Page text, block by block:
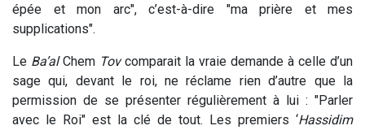
épée et mon arc", c’est-à-dire "ma prière et mes
supplications".
Le Ba’alChem Tovcomparait la vraie demande à celle d’un
sage qui, devant le roi, ne réclame rien d’autre que la
permission de se présenter régulièrement à lui : "Parler
avec le Roi" est la clé de tout. Les premiers ‘Hassidim